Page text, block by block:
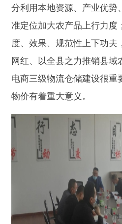
通过此次调研我中心充分认
展的重大意义，解放思想、更
提升境界，积极抓好项目建设，
务、智慧物流、产学研结合等
益提起来，把规模做起来，推
效，发挥农村电商在县域经济